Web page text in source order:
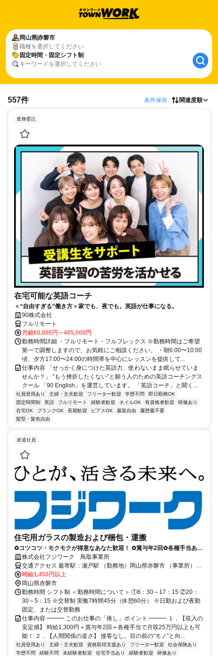
岡山県赤磐市
職種を選択してください
固定時間・固定シフト制
キーワードを選択してください
557件 条件保存 関連度順
業務委託
在宅可能な英語コーチ
＜“自由すぎる”働き方＞家でも、夜でも。英語が仕事になる。
90株式会社
フルリモート
月給60,000円～405,000円
勤務時間詳細 ・フルリモート・フルフレックス ※勤務時間はご希望
第一で調整しますので、お気軽にご相談ください。 ・朝6:00〜10:00
頃、夕方17:00〜24:00の時間帯を中心にレッスンを提供して...
仕事内容 「せっかく身につけた英語力、使わないまま眠らせていま
せんか？」 “もう挫折したくない”と願う人のための英語コーチングス
クール 「90 English」を運営しています。 「英語コーチ」と聞く...
社員登用あり 主婦・主夫歓迎 フリーター歓迎 学歴不問
即日勤務OK
固定時間制
英語 フルリモート 経験者歓迎 ネイルOK 有資格者歓迎
研修あり
在宅OK
ブランクOK 長期歓迎 ピアスOK 服装自由
履歴書不要
髪型・髪色自由
派遣社員
住宅用ガラスの製造および梱包・運搬
✿コツコツ・モクモクが得意なあなた歓迎！ ✿賞与年2回✿各種手当あり
✿未経験歓迎！
株式会社フジワーク 鳥取事業所
交通アクセス 最寄駅：瀬戸駅 （勤務地）岡山県赤磐市 （事業所）
JR「鳥取」駅から徒歩2分
時給1,450円以上
岡山県赤磐市
勤務時間 シフト制 ＜勤務時間について＞ ①8：30～17：15 ②20：
30～5：15 ※交替制 実働7時間45分（休憩60分） ※日勤および夜勤
固定、または交替勤務
仕事内容 ━━━ このお仕事の「推し」ポイント ━━━ １．【収入の
安定感】 時給1,300円＋賞与年2回＋各種手当で月収25万円以上も可
能！ ２．【人間関係の楽さ】 接客なし。目の前の“モノ”と向...
社員登用あり 主婦・主夫歓迎 資格取得支援あり フリーター歓迎
社会保険あり
学歴不問
経験不問 未経験者歓迎 住宅手当あり 経験者歓迎
研修あり